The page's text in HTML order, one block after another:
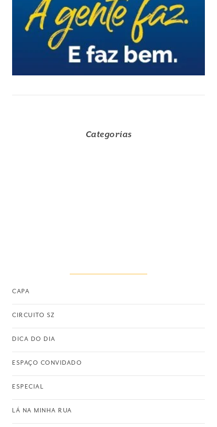
Categorias
CAPA
CIRCUITO SZ
DICA DO DIA
ESPAÇO CONVIDADO
ESPECIAL
LÁ NA MINHA RUA